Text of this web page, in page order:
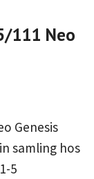
111 Neo
Genesis
samling hos
5